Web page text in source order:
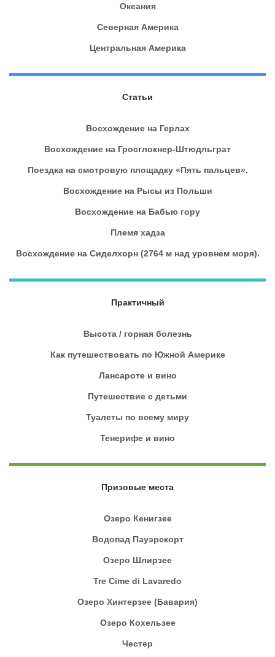
Океания
Северная Америка
Центральная Америка
Статьи
Восхождение на Герлах
Восхождение на Гросглокнер-Штюдльграт
Поездка на смотровую площадку «Пять пальцев».
Восхождение на Рысы из Польши
Восхождение на Бабью гору
Племя хадза
Восхождение на Сиделхорн (2764 м над уровнем моря).
Практичный
Высота / горная болезнь
Как путешествовать по Южной Америке
Лансароте и вино
Путешествие с детьми
Туалеты по всему миру
Тенерифе и вино
Призовые места
Озеро Кенигзее
Водопад Пауэрскорт
Озеро Шлирзее
Tre Cime di Lavaredo
Озеро Хинтерзее (Бавария)
Озеро Кохельзее
Честер